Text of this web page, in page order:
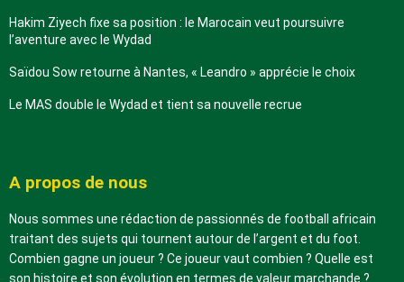
Hakim Ziyech fixe sa position : le Marocain veut poursuivre
l’aventure avec le Wydad
Saïdou Sow retourne à Nantes, « Leandro » apprécie le choix
Le MAS double le Wydad et tient sa nouvelle recrue
A propos de nous
Nous sommes une rédaction de passionnés de football africain
traitant des sujets qui tournent autour de l’argent et du foot.
Combien gagne un joueur ? Ce joueur vaut combien ? Quelle est
son histoire et son évolution en termes de valeur marchande ?